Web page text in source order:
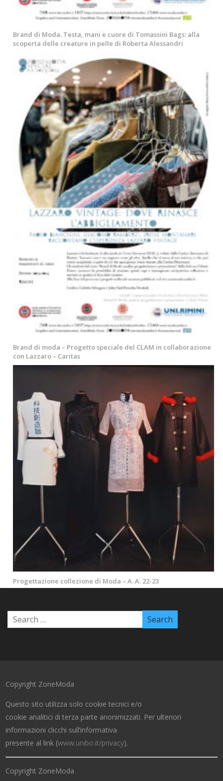
Brand di Moda. Testa, mani e cuore di Tomassini Bags: alla
scoperta delle creature in pelle di Roberta Alessandri
Brand di moda – Progetto speciale del CLAM in collaborazione
con Lazzaro – Caritas
Progettazione collezione di Moda – A. A. 22-23
Copyright ZoneModa
Questo sito utilizza solo cookie tecnici e/o
cookie analitici di terza parte anonimizzati. Per ulteriori
informazioni clicchi sull’informativa
presente al link (www.unibo.it/privacy).
Copyright ZoneModa